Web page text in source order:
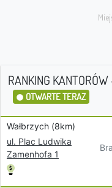
RANKING
OTWARTE TERAZ
Wałbrzych (8km)
ul. Plac Ludwika
Zamenhofa 1